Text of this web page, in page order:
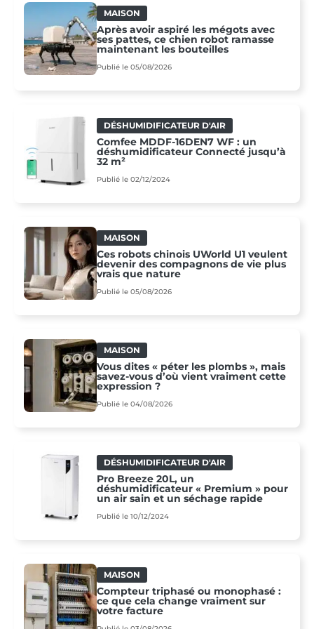
MAISON
Après avoir aspiré les mégots avec
ses pattes, ce chien robot ramasse
maintenant les bouteilles
Publié le 05/08/2026
DÉSHUMIDIFICATEUR D'AIR
Comfee MDDF-16DEN7 WF : un
déshumidificateur Connecté jusqu’à
32 m²
Publié le 02/12/2024
MAISON
Ces robots chinois UWorld U1 veulent
devenir des compagnons de vie plus
vrais que nature
Publié le 05/08/2026
MAISON
Vous dites « péter les plombs », mais
savez-vous d’où vient vraiment cette
expression ?
Publié le 04/08/2026
DÉSHUMIDIFICATEUR D'AIR
Pro Breeze 20L, un
déshumidificateur « Premium » pour
un air sain et un séchage rapide
Publié le 10/12/2024
MAISON
Compteur triphasé ou monophasé :
ce que cela change vraiment sur
votre facture